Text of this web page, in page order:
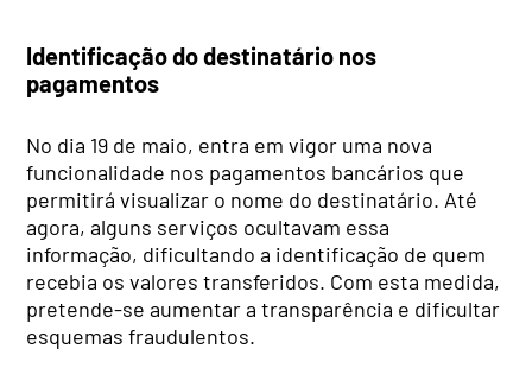
Identificação do destinatário nos
pagamentos
No dia 19 de maio, entra em vigor uma nova
funcionalidade nos pagamentos bancários que
permitirá visualizar o nome do destinatário. Até
agora, alguns serviços ocultavam essa
informação, dificultando a identificação de quem
recebia os valores transferidos. Com esta medida,
pretende-se aumentar a transparência e dificultar
esquemas fraudulentos.